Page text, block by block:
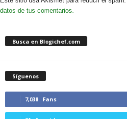
datos de tus comentarios.
Busca en Blogichef.com
Síguenos
7,038 Fans